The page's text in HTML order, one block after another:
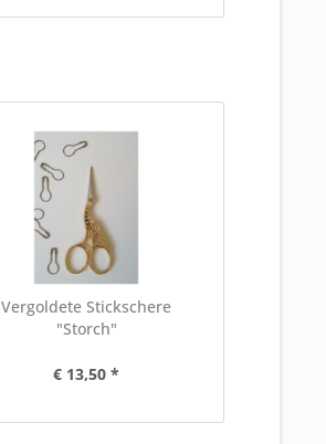
Vergoldete Stickschere
"Storch"
€ 13,50 *